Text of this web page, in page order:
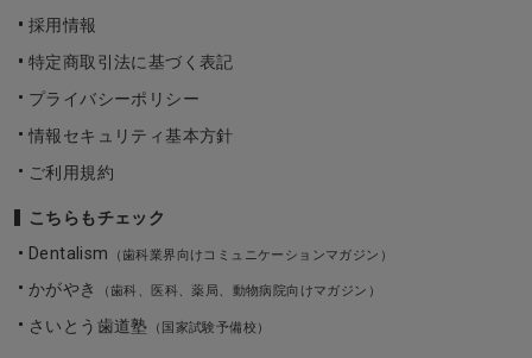
採用情報
特定商取引法に基づく表記
プライバシーポリシー
情報セキュリティ基本方針
ご利用規約
こちらもチェック
Dentalism
（歯科業界向けコミュニケーションマガジン）
かがやき （歯科、医科、薬局、動物病院向けマガジン）
さいとう歯道塾 （国家試験予備校）